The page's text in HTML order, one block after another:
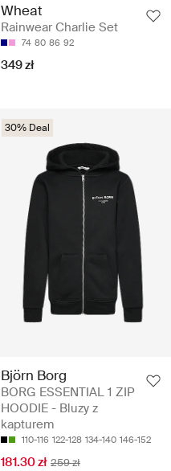
Wheat
Rainwear Charlie Set
74 80 86 92
349 zł
30% Deal
Björn Borg
BORG ESSENTIAL 1 ZIP
HOODIE - Bluzy z
kapturem
110-116 122-128 134-140 146-152
181.30 zł 259 zł